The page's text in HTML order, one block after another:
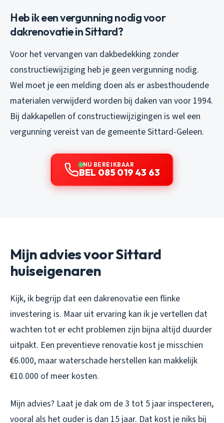
Heb ik een vergunning nodig voor
dakrenovatie in Sittard?
Voor het vervangen van dakbedekking zonder
constructiewijziging heb je geen vergunning nodig.
Wel moet je een melding doen als er asbesthoudende
materialen verwijderd worden bij daken van voor 1994.
Bij dakkapellen of constructiewijzigingen is wel een
vergunning vereist van de gemeente Sittard-Geleen.
NU BEREIKBAAR
BEL 085 019 43 63
Mijn advies voor Sittard
huiseigenaren
Kijk, ik begrijp dat een dakrenovatie een flinke
investering is. Maar uit ervaring kan ik je vertellen dat
wachten tot er echt problemen zijn bijna altijd duurder
uitpakt. Een preventieve renovatie kost je misschien
€6.000, maar waterschade herstellen kan makkelijk
€10.000 of meer kosten.
Mijn advies? Laat je dak om de 3 tot 5 jaar inspecteren,
vooral als het ouder is dan 15 jaar. Dat kost je niks bij